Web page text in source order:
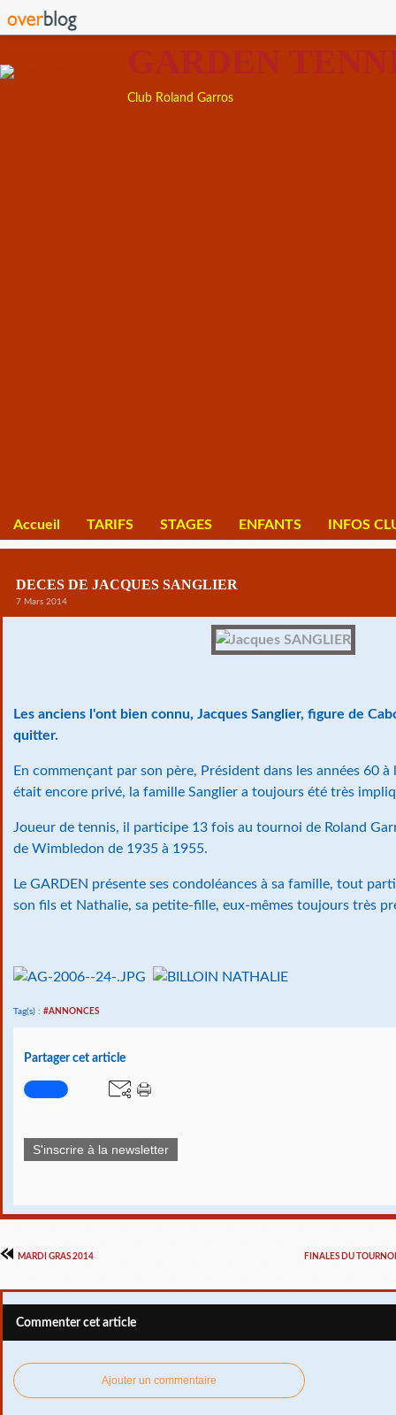
GARDEN
Club Roland Garros
Accueil TARIFS STAGES ENFANTS INFOS
DECES DE JACQUES SANGLIER
7 Mars 2014
Les anciens l'ont bien connu, Jacques Sanglier, figure de
quitter.
En commençant par son père, Président dans les années 60
était encore privé, la famille Sanglier a toujours été très
Joueur de tennis, il participe 13 fois au tournoi de Roland
de Wimbledon de 1935 à 1955.
Le GARDEN présente ses condoléances à sa famille, tout
son fils et Nathalie, sa petite-fille, eux-mêmes toujours très
Tag(s) : #ANNONCES
Partager cet article
S'inscrire à la newsletter
MARDI GRAS 2014 FINALES DU
Commenter cet article
Ajouter un commentaire